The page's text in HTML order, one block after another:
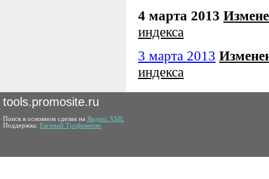
4 марта 2013
индекса
3 марта 2013
индекса
tools.promosite.ru
Поиск в основном сделан на Яндекс.XML
Поддержка: Евгений Трофименко